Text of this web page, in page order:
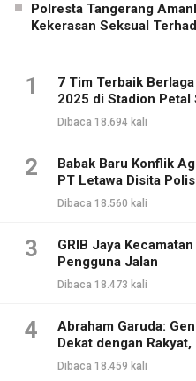
Polresta Tangerang
Kekerasan Seksual
1
7 Tim Terbaik
2025 di Stadion Petal
Dibaca 18.694 kali
2
Babak Baru Konflik
PT Letawa Disita
Dibaca 18.560 kali
3
GRIB Jaya
Pengguna Jalan
Dibaca 18.473 kali
4
Abraham Garuda:
Dekat dengan
Dibaca 18.459 kali